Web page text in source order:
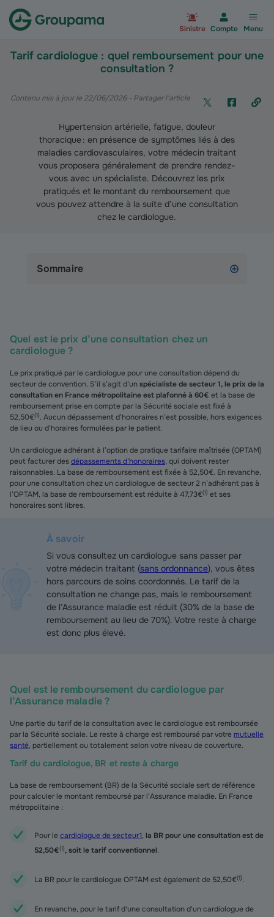
Sinistre Compte Menu
Tarif cardiologue : quel remboursement pour une
consultation ?
Contenu mis à jour le 22/06/2026- Partager l'article
Hypertension artérielle, fatigue, douleur
thoracique : en présence de symptômes liés à des
maladies cardiovasculaires, votre médecin traitant
vous proposera généralement de prendre rendez-
vous avec un spécialiste. Découvrez les prix
pratiqués et le montant du remboursement que
vous pouvez attendre à la suite d’une consultation
chez le cardiologue.
Sommaire
Quel est le prix d’une consultation chez un
cardiologue ?
Le prix pratiqué par le cardiologue pour une consultation dépend du
secteur de convention. S’il s’agit d’unspécialiste de secteur 1, le prix de la
consultation en France métropolitaine est plafonné à 60€ et la base de
remboursement prise en compte par la Sécurité sociale est fixé à
52,50€(1). Aucun dépassement d’honoraires n’est possible, hors exigences
de lieu ou d’horaires formulées par le patient.
Un cardiologue adhérant à l’option de pratique tarifaire maîtrisée (OPTAM)
peut facturer desdépassements d’honoraires, qui doivent rester
raisonnables. La base de remboursement est fixée à 52,50€. En revanche,
pour une consultation chez un cardiologue de secteur 2 n’adhérant pas à
l’OPTAM, la base de remboursement est réduite à 47,73€(1) et ses
honoraires sont libres.
À savoir
Si vous consultez un cardiologue sans passer par
votre médecin traitant (sans ordonnance), vous êtes
hors parcours de soins coordonnés. Le tarif de la
consultation ne change pas, mais le remboursement
de l’Assurance maladie est réduit (30% de la base de
remboursement au lieu de 70%). Votre reste à charge
est donc plus élevé.
Quel est le remboursement du cardiologue par
l’Assurance maladie ?
Une partie du tarif de la consultation avec le cardiologue est remboursée
par la Sécurité sociale. Le reste à charge est remboursé par votre mutuelle
santé, partiellement ou totalement selon votre niveau de couverture.
Tarif du cardiologue, BR et reste à charge
La base de remboursement (BR) de la Sécurité sociale sert de référence
pour calculer le montant remboursé par l’Assurance maladie. En France
métropolitaine :
Pour lecardiologue de secteur 1, la BR pour une consultation est de
52,50€(1), soit le tarif conventionnel.
La BR pour le cardiologue OPTAM est également de 52,50€(1).
En revanche, pour le tarif d'une consultation d'un cardiologue de